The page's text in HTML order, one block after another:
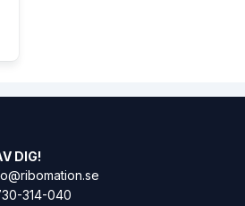
DIG!
314-040